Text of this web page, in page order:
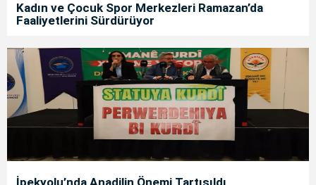
Kadın ve Çocuk Spor Merkezleri Ramazan’da
Faaliyetlerini Sürdürüyor